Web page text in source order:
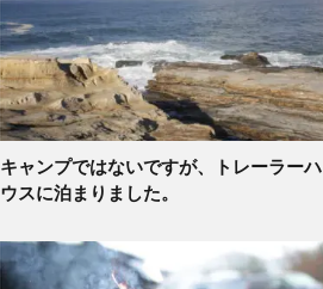
キャンプではないですが、トレーラーハ
ウスに泊まりました。